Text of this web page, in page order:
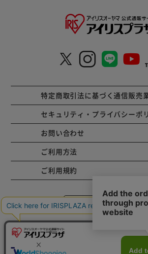
特定商取引法に基づく通信販売
セキュリティ・プライバシーポ
お問い合わせ
ご利用方法
ご利用規約
コーポレートサイト
Copyright © 2001 IRISPLAZA. ALL